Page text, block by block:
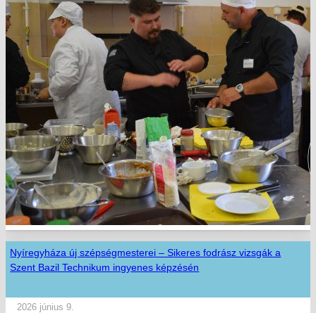
Nyíregyháza új szépségmesterei – Sikeres fodrász vizsgák a
Szent Bazil Technikum ingyenes képzésén
2026 június 9.